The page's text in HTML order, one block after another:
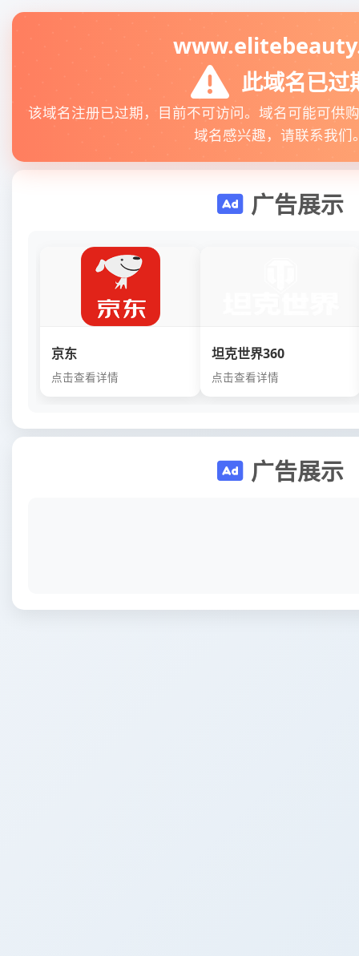
此域名已过
该域名注册已过期，目前不可访问。域名可能可供
域名感兴趣，请联系我们
广告展示
京东
点击查看详情
坦克世界360
点击查看详情
广告展示